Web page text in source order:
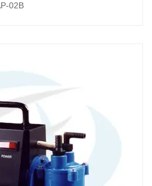
02B